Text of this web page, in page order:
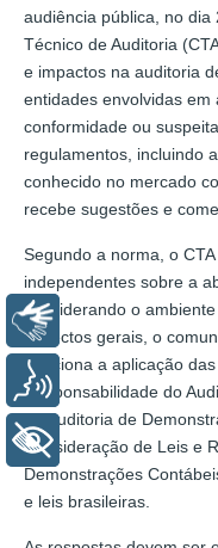
audiência pública, no
Técnico de Auditoria
e impactos na auditoria
entidades envolvidas
conformidade ou
regulamentos, incluindo
conhecido no mercado
recebe sugestões e
Segundo a norma, o
independentes sobre a
considerando o
aspectos gerais, o
direciona a aplicação
Responsabilidade do
da Auditoria de
Consideração de Leis e
Demonstrações
e leis brasileiras.
Libras
+ Acessibilidade